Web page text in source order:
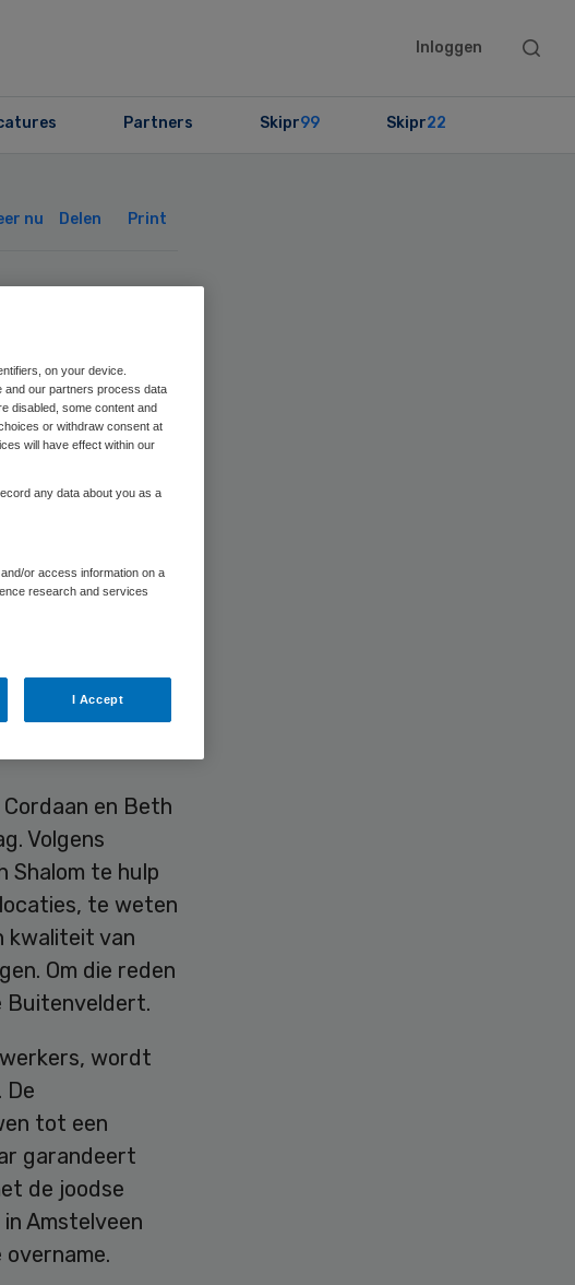
Inloggen
Search
Partners Skipr99 Skipr22
nu Delen Print
over. Daarmee
identiteit
en Beth
Volgens
Shalom te hulp
te weten
kwaliteit van
Om die reden
Buitenveldert.
wordt
De
tot een
garandeert
de joodse
Amstelveen
on your device.
and our partners process data
disabled, some content and
or withdraw consent at
will have effect within our
any data about you as a
or access information on a
research and services
I Accept